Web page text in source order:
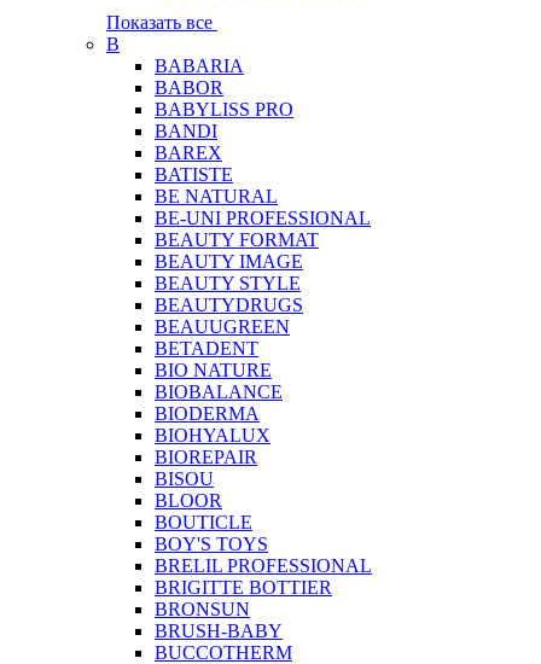
Показать все
B
BABARIA
BABOR
BABYLISS PRO
BANDI
BAREX
BATISTE
BE NATURAL
BE-UNI PROFESSIONAL
BEAUTY FORMAT
BEAUTY IMAGE
BEAUTY STYLE
BEAUTYDRUGS
BEAUUGREEN
BETADENT
BIO NATURE
BIOBALANCE
BIODERMA
BIOHYALUX
BIOREPAIR
BISOU
BLOOR
BOUTICLE
BOY'S TOYS
BRELIL PROFESSIONAL
BRIGITTE BOTTIER
BRONSUN
BRUSH-BABY
BUCCOTHERM